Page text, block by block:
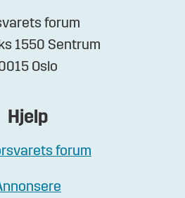
forum
1550 Sentrum
Oslo
Hjelp
forum